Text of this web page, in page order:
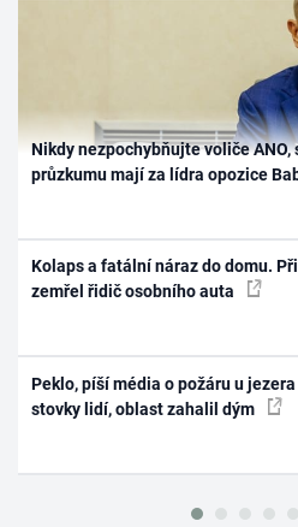
Nikdy nezpochybňujte voliče ANO,
průzkumu mají za lídra opozice
Kolaps a fatální náraz do domu.
zemřel řidič osobního auta
Peklo, píší média o požáru u
stovky lidí, oblast zahalil dým